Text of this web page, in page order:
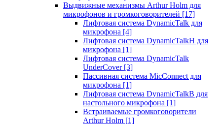
Выдвижные механизмы Arthur Holm для
микрофонов и громкоговорителей [17]
Лифтовая система DynamicTalk для
микрофона [4]
Лифтовая система DynamicTalkH для
микрофона [1]
Лифтовая система DynamicTalk
UnderCover [3]
Пассивная система MicConnect для
микрофона [1]
Лифтовая система DynamicTalkB для
настольного микрофона [1]
Встраиваемые громкоговорители
Arthur Holm [1]